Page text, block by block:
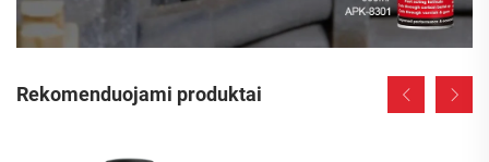
Rekomenduojami produktai